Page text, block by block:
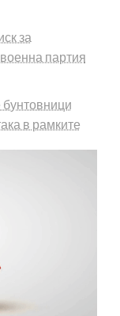
за
партия
в рамките